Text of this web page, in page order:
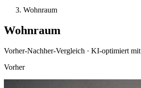
Wohnraum
Wohnraum
Vorher-Nachher-Vergleich · KI-optimiert
Vorher